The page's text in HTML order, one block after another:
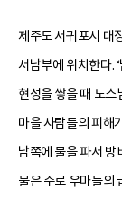
제주도 서귀포시 대
서남부에 위치한다.
현성을 쌓을 때 노스
마을 사람들의 피해
남쪽에 물을 파서 방
물은 주로 우마들의